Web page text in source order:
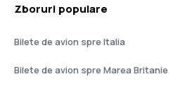
Zboruri populare
Bilete de avion spre Italia
Bilete de avion spre Marea Britanie